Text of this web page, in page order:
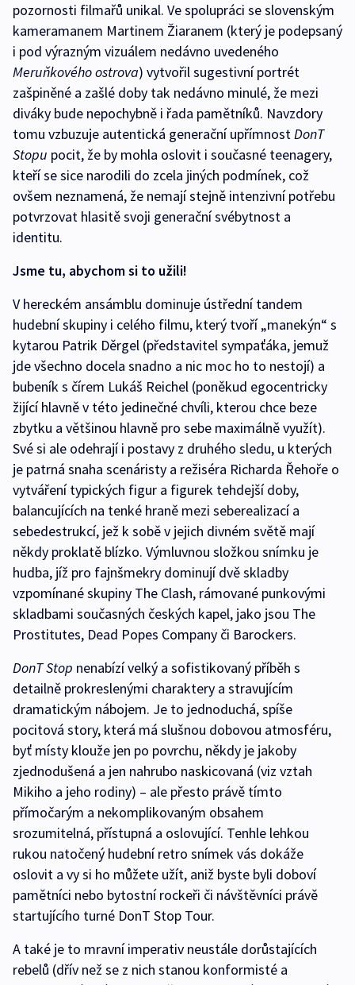
pozornosti filmařů unikal. Ve spolupráci se slovenským
kameramanem Martinem Žiaranem (který je podepsaný
i pod výrazným vizuálem nedávno uvedeného
Meruňkového ostrova) vytvořil sugestivní portrét
zašpiněné a zašlé doby tak nedávno minulé, že mezi
diváky bude nepochybně i řada pamětníků. Navzdory
tomu vzbuzuje autentická generační upřímnostDonT
Stopu pocit, že by mohla oslovit i současné teenagery,
kteří se sice narodili do zcela jiných podmínek, což
ovšem neznamená, že nemají stejně intenzivní potřebu
potvrzovat hlasitě svoji generační svébytnost a
identitu.
Jsme tu, abychom si to užili!
V hereckém ansámblu dominuje ústřední tandem
hudební skupiny i celého filmu, který tvoří „manekýn“ s
kytarou Patrik Děrgel (představitel sympaťáka, jemuž
jde všechno docela snadno a nic moc ho to nestojí) a
bubeník s čírem Lukáš Reichel (poněkud egocentricky
žijící hlavně v této jedinečné chvíli, kterou chce beze
zbytku a většinou hlavně pro sebe maximálně využít).
Své si ale odehrají i postavy z druhého sledu, u kterých
je patrná snaha scenáristy a režiséra Richarda Řehoře o
vytváření typických figur a figurek tehdejší doby,
balancujících na tenké hraně mezi seberealizací a
sebedestrukcí, jež k sobě v jejich divném světě mají
někdy proklatě blízko. Výmluvnou složkou snímku je
hudba, jíž pro fajnšmekry dominují dvě skladby
vzpomínané skupiny The Clash, rámované punkovými
skladbami současných českých kapel, jako jsou The
Prostitutes, Dead Popes Company či Barockers.
DonT Stop nenabízí velký a sofistikovaný příběh s
detailně prokreslenými charaktery a stravujícím
dramatickým nábojem. Je to jednoduchá, spíše
pocitová story, která má slušnou dobovou atmosféru,
byť místy klouže jen po povrchu, někdy je jakoby
zjednodušená a jen nahrubo naskicovaná (viz vztah
Mikiho a jeho rodiny) – ale přesto právě tímto
přímočarým a nekomplikovaným obsahem
srozumitelná, přístupná a oslovující. Tenhle lehkou
rukou natočený hudební retro snímek vás dokáže
oslovit a vy si ho můžete užít, aniž byste byli doboví
pamětníci nebo bytostní rockeři či návštěvníci právě
startujícího turné DonT Stop Tour.
A také je to mravní imperativ neustále dorůstajících
rebelů (dřív než se z nich stanou konformisté a